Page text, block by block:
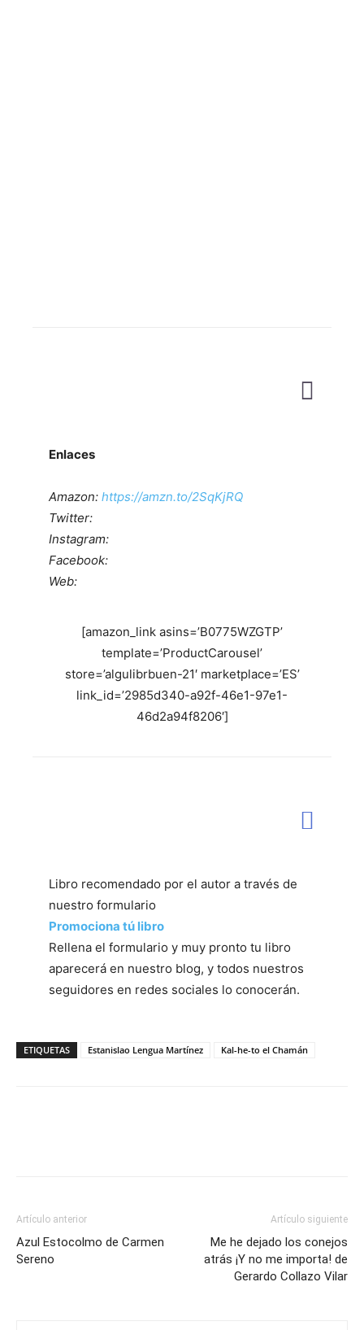
Enlaces
Amazon: https://amzn.to/2SqKjRQ
Twitter:
Instagram:
Facebook:
Web:
[amazon_link asins=’B0775WZGTP’
template=’ProductCarousel’
store=’algulibrbuen-21′ marketplace=’ES’
link_id=’2985d340-a92f-46e1-97e1-
46d2a94f8206′]
Libro recomendado por el autor a través de
nuestro formulario
Promociona tú libro
Rellena el formulario y muy pronto tu libro
aparecerá en nuestro blog, y todos nuestros
seguidores en redes sociales lo conocerán.
ETIQUETAS Estanislao Lengua Martínez Kal-he-to el Chamán
Artículo anterior
Azul Estocolmo de Carmen
Sereno
Artículo siguiente
Me he dejado los conejos
atrás ¡Y no me importa! de
Gerardo Collazo Vilar